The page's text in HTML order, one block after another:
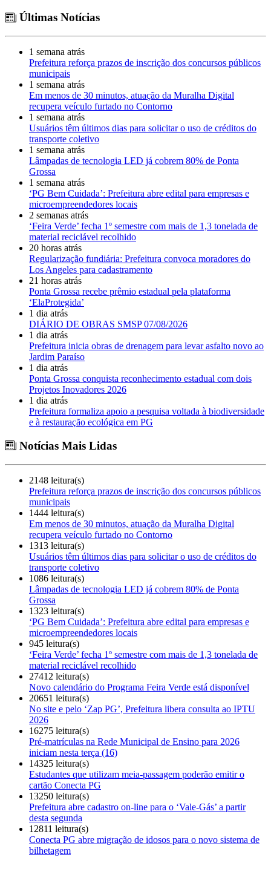
Últimas Notícias
1 semana atrás
Prefeitura reforça prazos de inscrição dos concursos públicos
municipais
1 semana atrás
Em menos de 30 minutos, atuação da Muralha Digital
recupera veículo furtado no Contorno
1 semana atrás
Usuários têm últimos dias para solicitar o uso de créditos do
transporte coletivo
1 semana atrás
Lâmpadas de tecnologia LED já cobrem 80% de Ponta
Grossa
1 semana atrás
‘PG Bem Cuidada’: Prefeitura abre edital para empresas e
microempreendedores locais
2 semanas atrás
‘Feira Verde’ fecha 1º semestre com mais de 1,3 tonelada de
material reciclável recolhido
20 horas atrás
Regularização fundiária: Prefeitura convoca moradores do
Los Angeles para cadastramento
21 horas atrás
Ponta Grossa recebe prêmio estadual pela plataforma
‘ElaProtegida’
1 dia atrás
DIÁRIO DE OBRAS SMSP 07/08/2026
1 dia atrás
Prefeitura inicia obras de drenagem para levar asfalto novo ao
Jardim Paraíso
1 dia atrás
Ponta Grossa conquista reconhecimento estadual com dois
Projetos Inovadores 2026
1 dia atrás
Prefeitura formaliza apoio a pesquisa voltada à biodiversidade
e à restauração ecológica em PG
Notícias Mais Lidas
2148 leitura(s)
Prefeitura reforça prazos de inscrição dos concursos públicos
municipais
1444 leitura(s)
Em menos de 30 minutos, atuação da Muralha Digital
recupera veículo furtado no Contorno
1313 leitura(s)
Usuários têm últimos dias para solicitar o uso de créditos do
transporte coletivo
1086 leitura(s)
Lâmpadas de tecnologia LED já cobrem 80% de Ponta
Grossa
1323 leitura(s)
‘PG Bem Cuidada’: Prefeitura abre edital para empresas e
microempreendedores locais
945 leitura(s)
‘Feira Verde’ fecha 1º semestre com mais de 1,3 tonelada de
material reciclável recolhido
27412 leitura(s)
Novo calendário do Programa Feira Verde está disponível
20651 leitura(s)
No site e pelo ‘Zap PG’, Prefeitura libera consulta ao IPTU
2026
16275 leitura(s)
Pré-matrículas na Rede Municipal de Ensino para 2026
iniciam nesta terça (16)
14325 leitura(s)
Estudantes que utilizam meia-passagem poderão emitir o
cartão Conecta PG
13250 leitura(s)
Prefeitura abre cadastro on-line para o ‘Vale-Gás’ a partir
desta segunda
12811 leitura(s)
Conecta PG abre migração de idosos para o novo sistema de
bilhetagem